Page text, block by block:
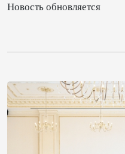
Новость обновляется